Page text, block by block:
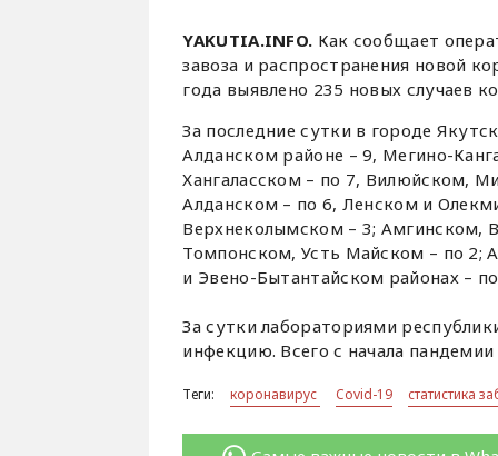
YAKUTIA.INFO. Как сообщает
завоза и распространения новой
года выявлено 235 новых случаев
За последние сутки в городе
Алданском районе – 9, Мегино-
Хангаласском – по 7, Вилюйском,
Алданском – по 6, Ленском и
Верхнеколымском – 3; Амгинском,
Томпонском, Усть Майском – по 2;
и Эвено-Бытантайском районах –
За сутки лабораториями
инфекцию. Всего с начала
Теги: коронавирус Covid-19 статистика